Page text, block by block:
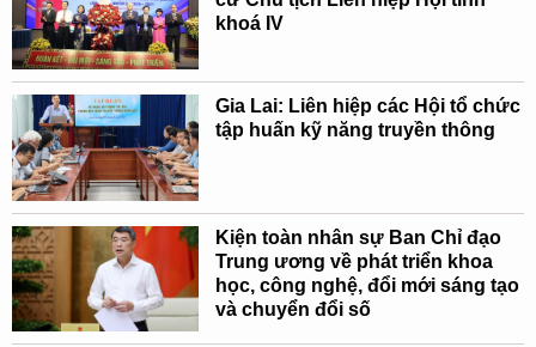
khoá IV
Gia Lai: Liên hiệp các Hội tổ chức
tập huấn kỹ năng truyền thông
Kiện toàn nhân sự Ban Chỉ đạo
Trung ương về phát triển khoa
học, công nghệ, đổi mới sáng tạo
và chuyển đổi số